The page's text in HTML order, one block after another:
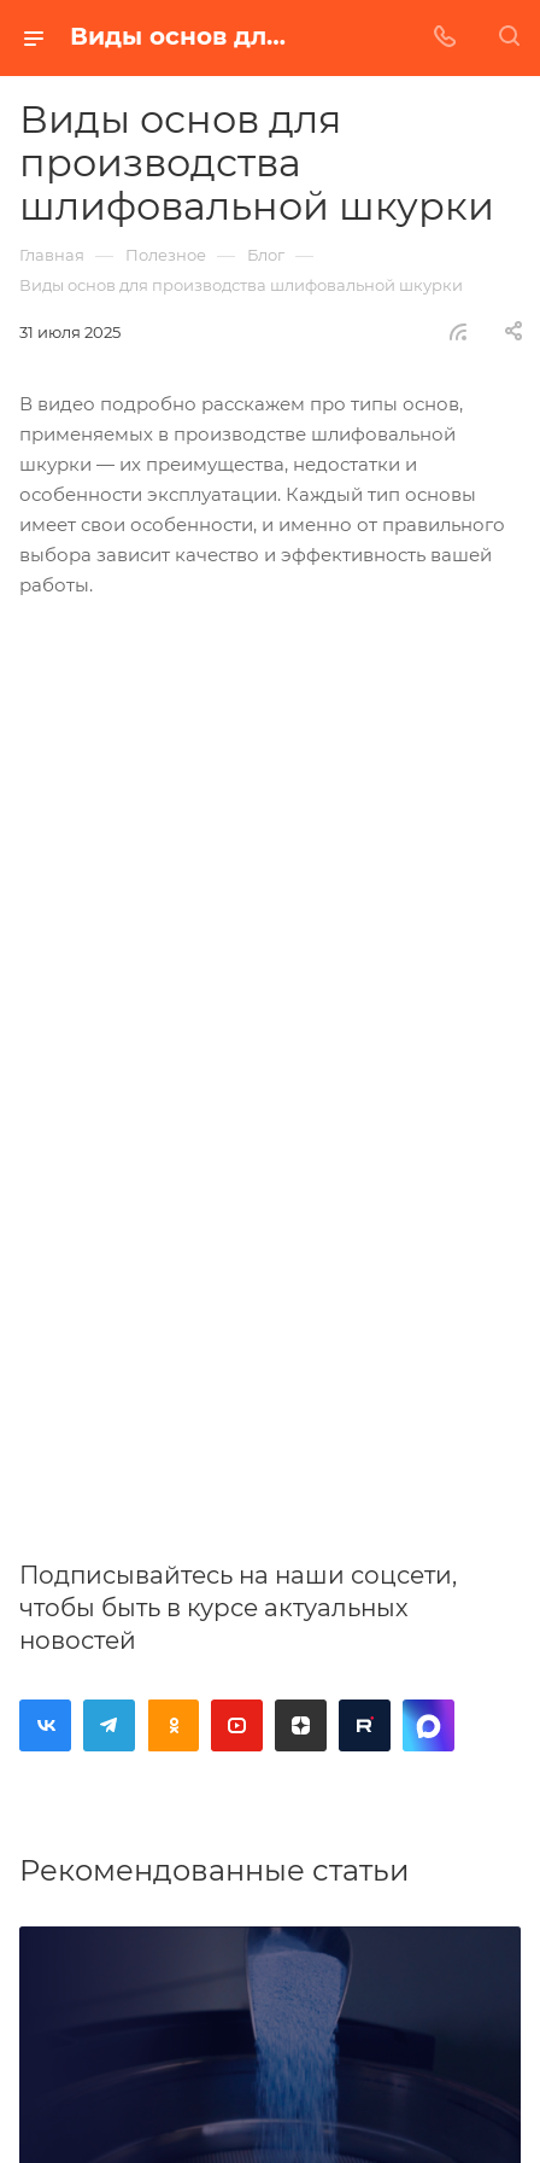
Виды основ для производства шлифовальной шкурки. Видео | БАЗ
Виды основ для
производства
шлифовальной шкурки
Главная — Полезное — Блог —
Виды основ для производства шлифовальной шкурки
31 июля 2025
В видео подробно расскажем про типы основ,
применяемых в производстве шлифовальной
шкурки — их преимущества, недостатки и
особенности эксплуатации. Каждый тип основы
имеет свои особенности, и именно от правильного
выбора зависит качество и эффективность вашей
работы.
Подписывайтесь на наши соцсети,
чтобы быть в курсе актуальных
новостей
Рекомендованные статьи